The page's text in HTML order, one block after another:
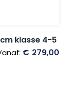
klasse 4-5
€ 279,00